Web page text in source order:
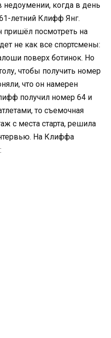
недоумении­, когда в день
61-летний Клифф Янг.
пришёл посмотреть­ на
не как все спортсмены­:
поверх ботинок. Но
чтобы получить номер
что он намерен
получил номер 64 и
то съемочная
с места старта, решила
На Клиффа